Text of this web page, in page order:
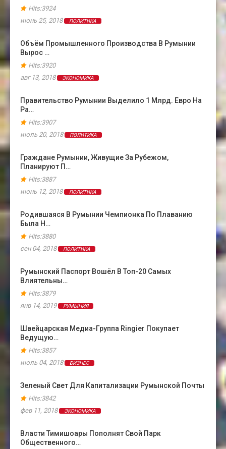
Hits:3924
июнь 25, 2018
ПОЛИТИКА
Объём Промышленного Производства В Румынии
Вырос …
Hits:3920
авг 13, 2018
ЭКОНОМИКА
Правительство Румынии Выделило 1 Млрд. Евро На
Ра…
Hits:3907
июль 20, 2018
ПОЛИТИКА
Граждане Румынии, Живущие За Рубежом,
Планируют П…
Hits:3887
июнь 12, 2018
ПОЛИТИКА
Родившаяся В Румынии Чемпионка По Плаванию
Была Н…
Hits:3880
сен 04, 2018
ПОЛИТИКА
Румынский Паспорт Вошёл В Топ-20 Самых
Влиятельны…
Hits:3879
янв 14, 2019
РУМЫНИЯ
Швейцарская Медиа-Группа Ringier Покупает
Ведущую…
Hits:3857
июль 04, 2018
БИЗНЕС
Зеленый Свет Для Капитализации Румынской Почты
Hits:3842
фев 11, 2018
ЭКОНОМИКА
Власти Тимишоары Пополнят Свой Парк
Общественного…